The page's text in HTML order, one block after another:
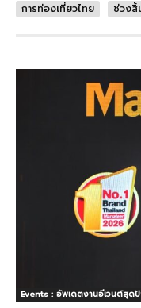
การท่องเที่ยวไทย
ช่วงสิ้
Events : อัพเดตงานอีเวนต์สุด